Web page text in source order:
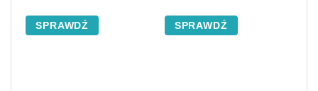
SPRAWDŹ SPRAWDŹ